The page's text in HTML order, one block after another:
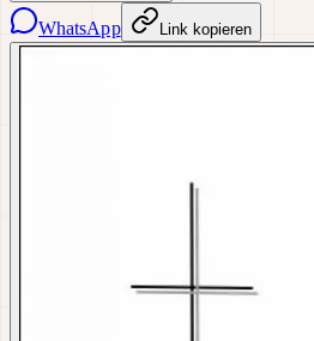
WhatsApp Link kopieren